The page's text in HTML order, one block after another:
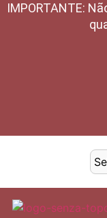
IMPORTANTE: